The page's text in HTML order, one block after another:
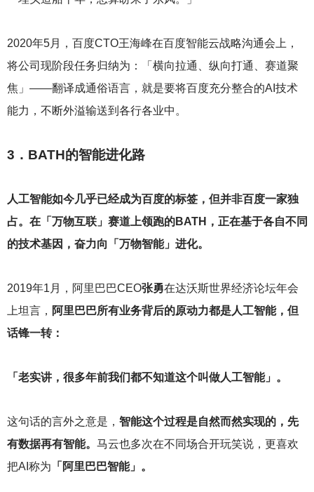
2020年5月，百度CTO王海峰在百度智能云战略沟通会上，
将公司现阶段任务归纳为：「横向拉通、纵向打通、赛道聚
焦」——翻译成通俗语言，就是要将百度充分整合的AI技术
能力，不断外溢输送到各行各业中。
3 ．BATH的智能进化路
人工智能如今几乎已经成为百度的标签，但并非百度一家独
占。在「万物互联」赛道上领跑的BATH，正在基于各自不同
的技术基因，奋力向「万物智能」进化。
2019年1月，阿里巴巴CEO张勇在达沃斯世界经济论坛年会
上坦言， 阿里巴巴所有业务背后的原动力都是人工智能，但
话锋一转：
「老实讲，很多年前我们都不知道这个叫做人工智能」。
这句话的言外之意是， 智能这个过程是自然而然实现的，先
有数据再有智能。 马云也多次在不同场合开玩笑说，更喜欢
把AI称为 「阿里巴巴智能」。